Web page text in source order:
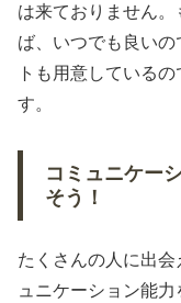
は来ておりません
ば、いつでも良い
トも用意している
す。
コミュニケー
そう！
たくさんの人に出会
ュニケーション能